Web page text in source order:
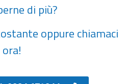
di più?
oppure chiamaci
ora!